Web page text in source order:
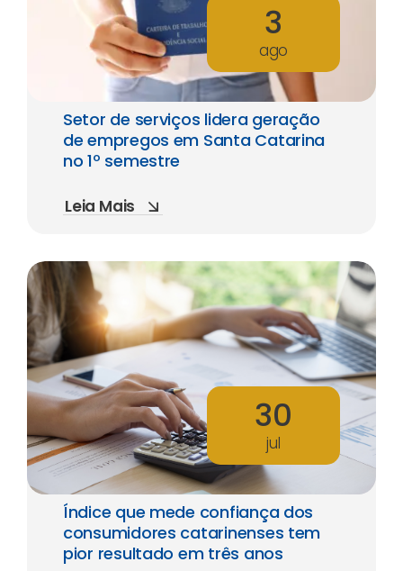
3
ago
Setor de serviços lidera geração
de empregos em Santa Catarina
no 1º semestre
Leia Mais
30
jul
Índice que mede confiança dos
consumidores catarinenses tem
pior resultado em três anos